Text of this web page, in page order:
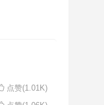
点赞(1.01K)